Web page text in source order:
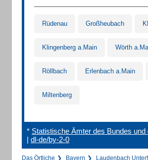
Rüdenau Großheubach
Klingenberg a.Main Wörth
Röllbach Erlenbach a.Main
Miltenberg
* Statistische Ämter des Bundes und
| dl-de/by-2-0
Das Örtliche Bayern Laudenbach